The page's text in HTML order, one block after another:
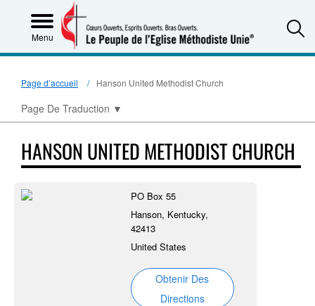
Menu
Page d’accueil Hanson United Methodist Church
Page De Traduction ▼
HANSON UNITED METHODIST CHURCH
PO Box 55
Hanson, Kentucky,
42413
United States
Obtenir Des
Directions